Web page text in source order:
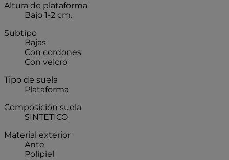
Altura de plataforma
Bajo 1-2 cm.
Subtipo
Bajas
Con cordones
Con velcro
Tipo de suela
Plataforma
Composición suela
SINTETICO
Material exterior
Ante
Polipiel